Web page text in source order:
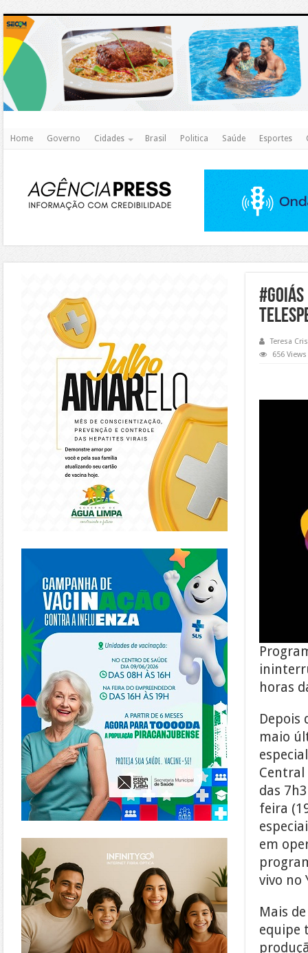
Home Governo Cidades Brasil Politica Saúde Esportes
Teresa
656 Views
horas
Depois
maio
das
feira
em
vivo no
Mais
equipe
https://piracanjuba.go.gov.br/
https://www.infinitygo.com.br/